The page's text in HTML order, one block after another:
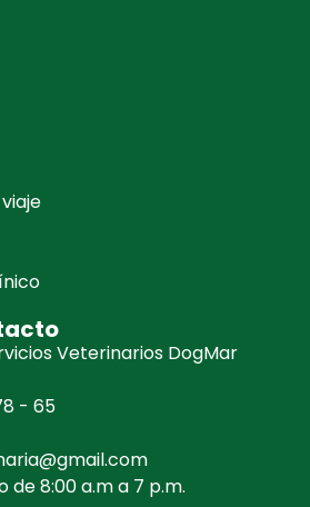
Veterinarios DogMar
- 65
de 8:00 a.m a 7 p.m.